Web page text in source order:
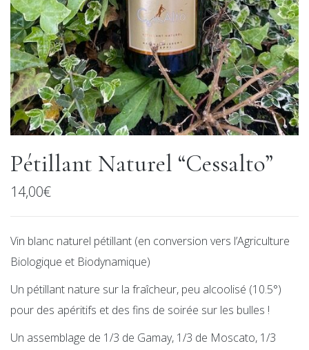
Pétillant Naturel “Cessalto”
14,00€
Vin blanc naturel pétillant (en conversion vers l’Agriculture
Biologique et Biodynamique)
Un pétillant nature sur la fraîcheur, peu alcoolisé (10.5°)
pour des apéritifs et des fins de soirée sur les bulles !
Un assemblage de 1/3 de Gamay, 1/3 de Moscato, 1/3